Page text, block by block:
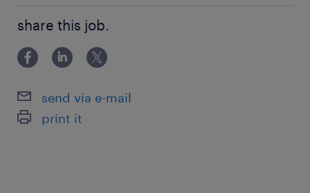
share this job.
send via e-mail
print it